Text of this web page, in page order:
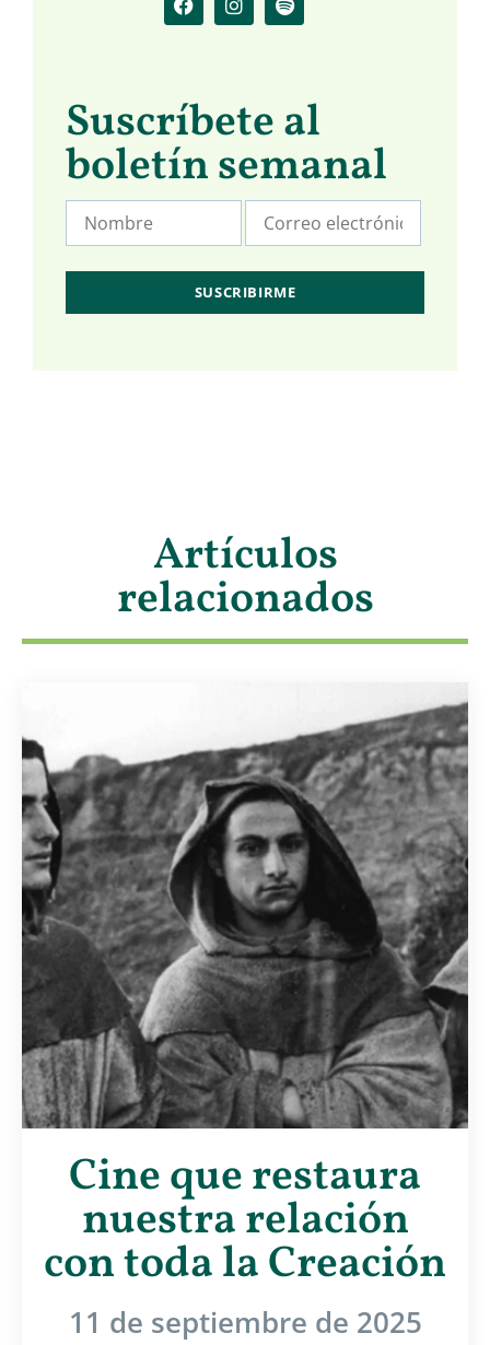
Suscríbete al
boletín semanal
Artículos
relacionados
Cine que restaura
nuestra relación
con toda la Creación
11 de septiembre de 2025